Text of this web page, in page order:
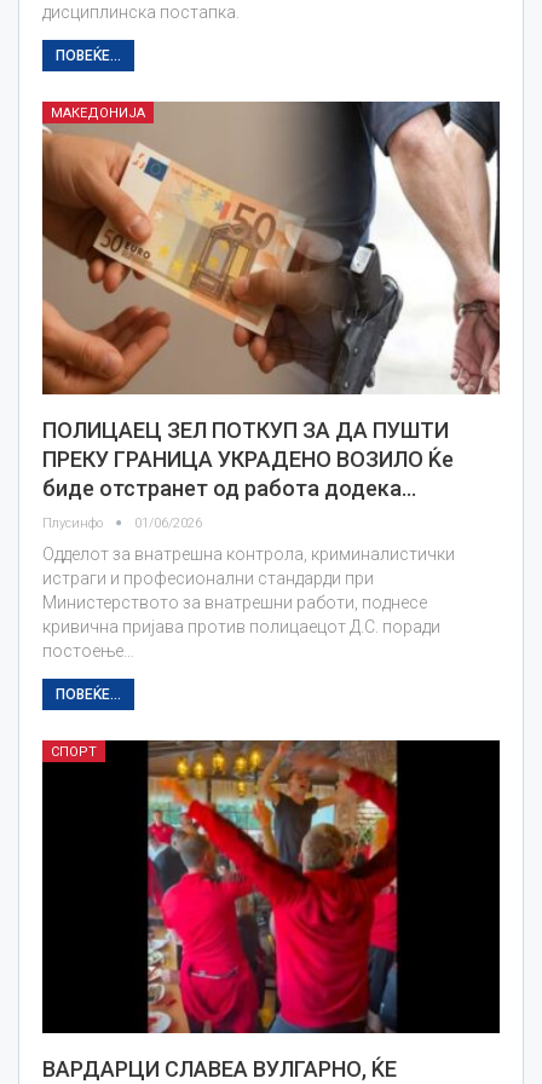
дисциплинска постапка.
ПОВЕЌЕ...
МАКЕДОНИЈА
ПОЛИЦАЕЦ ЗЕЛ ПОТКУП ЗА ДА ПУШТИ
ПРЕКУ ГРАНИЦА УКРАДЕНО ВОЗИЛО Ќе
биде отстранет од работа додека…
Плусинфо 01/06/2026
Одделот за внатрешна контрола, криминалистички
истраги и професионални стандарди при
Министерството за внатрешни работи, поднесе
кривична пријава против полицаецот Д.С. поради
постоење…
ПОВЕЌЕ...
СПОРТ
ВАРДАРЦИ СЛАВЕА ВУЛГАРНО, ЌЕ